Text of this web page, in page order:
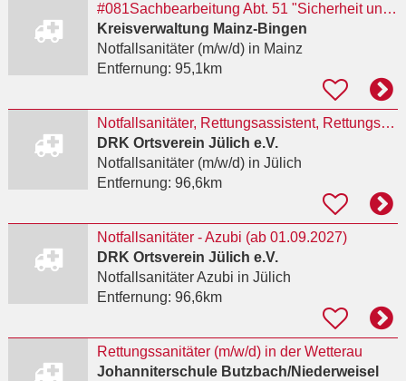
#081Sachbearbeitung Abt. 51 "Sicherheit und Ordnung/Kommunalaufsicht", Fachb. Ordnungsverwaltung
Kreisverwaltung Mainz-Bingen
Notfallsanitäter (m/w/d)in Mainz
Entfernung: 95,1km
Notfallsanitäter, Rettungsassistent, Rettungssanitäter für den Einsatz auf dem Nürburgring als
DRK Ortsverein Jülich e.V.
Notfallsanitäter (m/w/d)in Jülich
Entfernung: 96,6km
Notfallsanitäter - Azubi (ab 01.09.2027)
DRK Ortsverein Jülich e.V.
Notfallsanitäter Azubi in Jülich
Entfernung: 96,6km
Rettungssanitäter (m/w/d) in der Wetterau
Johanniterschule Butzbach/Niederweisel